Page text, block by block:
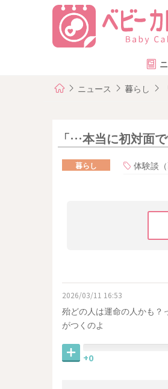
ニュース 暮らし
「…本当に初対面
暮らし 体験談（
2026/03/11 16:53
殆どの人は運命の人かも？
がつくのよ
+0